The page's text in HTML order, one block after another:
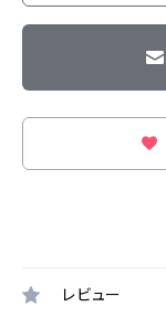
レビュー